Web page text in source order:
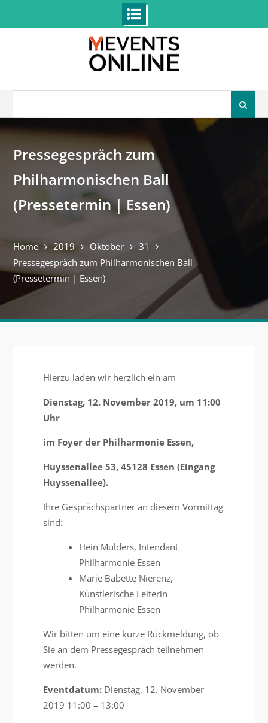
Pressegespräch zum
Philharmonischen Ball
(Pressetermin | Essen)
Home 2019 Oktober
31
Pressegespräch zum Philharmonischen Ball
(Pressetermin | Essen)
Hierzu laden wir herzlich ein am
Dienstag, 12. November 2019, um 11:00
Uhr
im Foyer der Philharmonie Essen,
Huyssenallee 53, 45128 Essen (Eingang
Huyssenallee).
Ihre Gesprächspartner an diesem Vormittag
sind:
Hein Mulders, Intendant
Philharmonie Essen
Marie Babette Nierenz,
Künstlerische Leiterin
Philharmonie Essen
Wir bitten um eine kurze Rückmeldung, ob
Sie an dem Pressegespräch teilnehmen
werden.
Eventdatum:Dienstag, 12. November
2019 11:00 – 13:00